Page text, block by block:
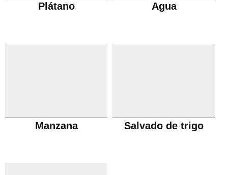
Plátano Agua
Manzana Salvado de trigo